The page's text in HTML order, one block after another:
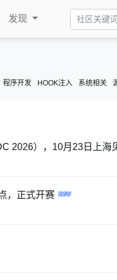
发现
程序开发 HOOK注入 系统相关
2026），10月23日上海
，正式开赛